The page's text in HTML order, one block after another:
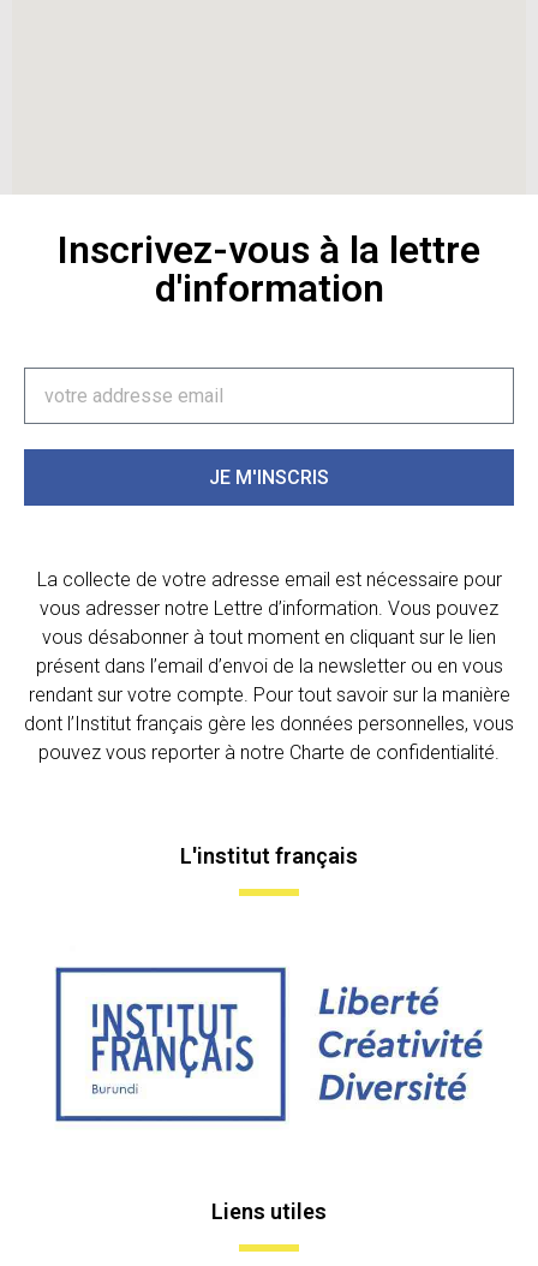
Inscrivez-vous à la lettre
d'information
JE M'INSCRIS
La collecte de votre adresse email est nécessaire pour
vous adresser notre Lettre d’information. Vous pouvez
vous désabonner à tout moment en cliquant sur le lien
présent dans l’email d’envoi de la newsletter ou en vous
rendant sur votre compte. Pour tout savoir sur la manière
dont l’Institut français gère les données personnelles, vous
pouvez vous reporter à notre Charte de confidentialité.
L'institut français
Liens utiles